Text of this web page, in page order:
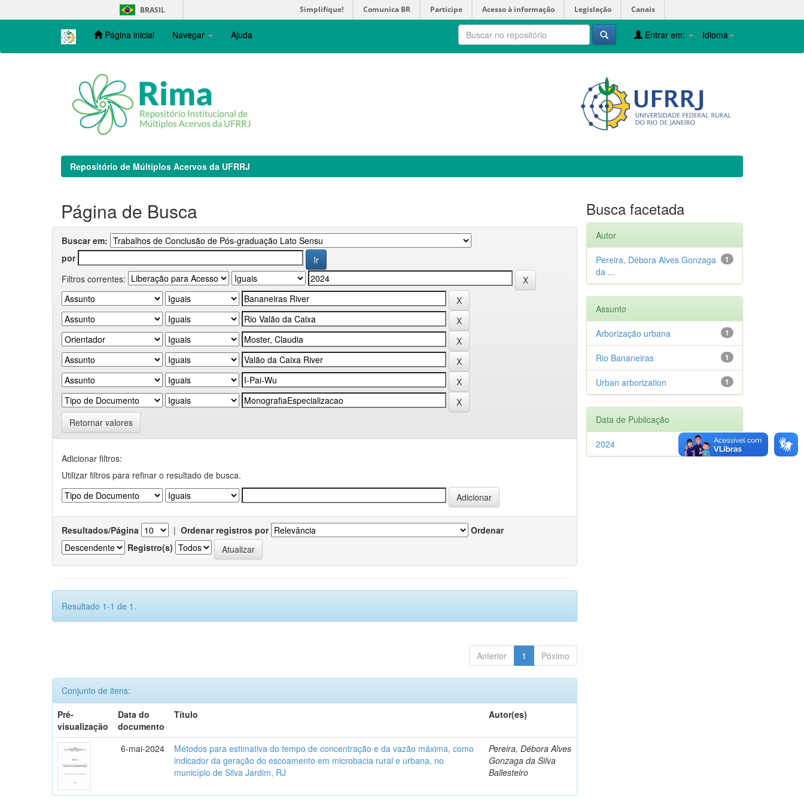
navigation
BRASIL Simplifique! Comunica BR Participe Acesso à informação Legislação Canais
Página inicial Navegar Ajuda Idioma
Entrar em:
Repositório de Múltiplos Acervos da UFRRJ
Página de Busca
Buscar em:
por
Filtros correntes:
Retornar valores
Adicionar filtros:
Utilizar filtros para refinar o resultado de busca.
Resultados/Página | Ordenar registros por
Ordenar
Registro(s)
Resultado 1-1 de 1.
Anterior 1 Póximo
Conjunto de itens:
Pré-
visualização
Data do
documento
Título Autor(es)
6-mai-2024
Métodos para estimativa do tempo de concentração e da vazão máxima, como
indicador da geração do escoamento em microbacia rural e urbana, no
município de Silva Jardim, RJ
Pereira, Débora Alves
Gonzaga da Silva
Ballesteiro
Busca facetada
Autor
1
Pereira, Débora Alves Gonzaga
da ...
Assunto
1
Arborização urbana
1
Rio Bananeiras
1
Urban arborization
Data de Publicação
1
2024